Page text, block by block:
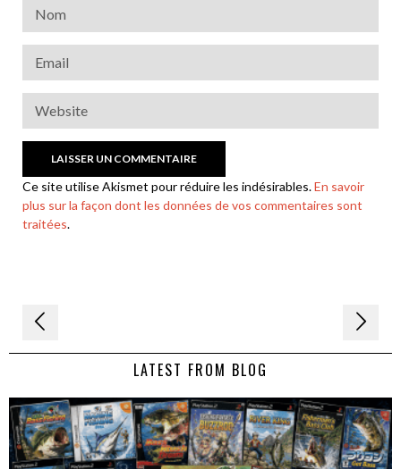
Ce site utilise Akismet pour réduire les indésirables.En savoir
plus sur la façon dont les données de vos commentaires sont
traitées.
Navigation
de LATEST FROM BLOG